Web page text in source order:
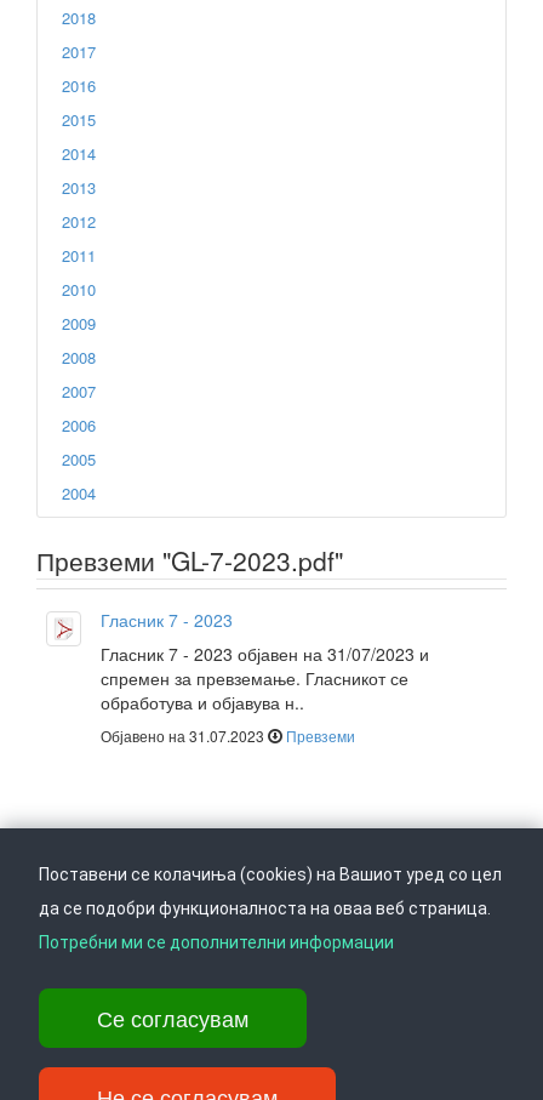
2018
2017
2016
2015
2014
2013
2012
2011
2010
2009
2008
2007
2006
2005
2004
Превземи "GL-7-2023.pdf"
Гласник 7 - 2023
Гласник 7 - 2023 објавен на 31/07/2023 и
спремен за превземање. Гласникот се
обработува и објавува н..
Објавено на 31.07.2023 Превземи
Врати се горе Следете не на
Ул. Даме Груев 14, Катна гаража Беко на 1-виот кат, 1000 Скопје,
Тел: +389 2 3103 601 (641), Факс: +389 2 3137 149 |
info@ippo.gov.mk
Поставени се колачиња (cookies) на Вашиот уред со цел
да се подобри функционалноста на оваа веб страница.
Потребни ми се дополнителни информации
Се согласувам